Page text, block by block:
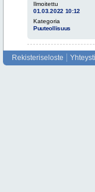
Ilmoitettu
01.03.2022 10:12
Kategoria
Puuteollisuus
Rekisteriseloste